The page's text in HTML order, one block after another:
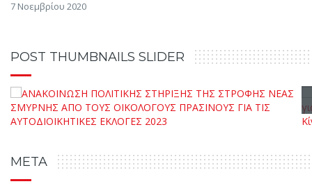
7 Νοεμβρίου 2020
POST THUMBNAILS SLIDER
META